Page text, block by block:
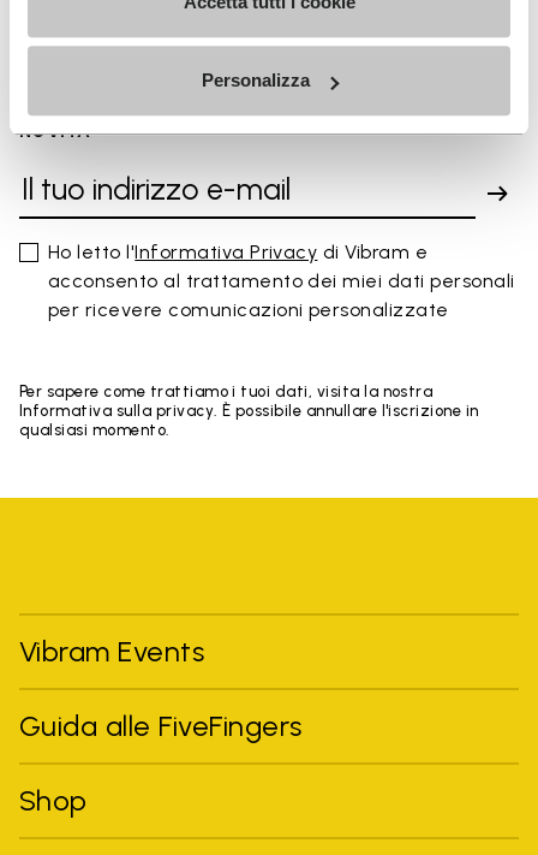
Personalizza
ISCRIVITI PER NON PERDERE LE NOSTRE ULTIME
NOVITÀ
Ho letto l'Informativa Privacy di Vibram e
acconsento al trattamento dei miei dati personali
per ricevere comunicazioni personalizzate
Per sapere come trattiamo i tuoi dati, visita la nostra
Informativa sulla privacy. È possibile annullare l'iscrizione in
qualsiasi momento.
Vibram Events
Guida alle FiveFingers
Shop